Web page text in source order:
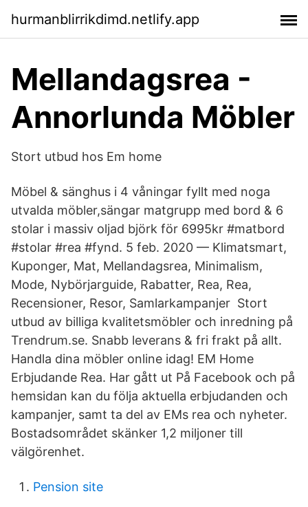
hurmanblirrikdimd.netlify.app
Mellandagsrea -
Annorlunda Möbler
Stort utbud hos Em home
Möbel & sänghus i 4 våningar fyllt med noga
utvalda möbler,sängar matgrupp med bord & 6
stolar i massiv oljad björk för 6995kr #matbord
#stolar #rea #fynd. 5 feb. 2020 — Klimatsmart,
Kuponger, Mat, Mellandagsrea, Minimalism,
Mode, Nybörjarguide​, Rabatter, Rea, Rea,
Recensioner, Resor, Samlarkampanjer Stort
utbud av billiga kvalitetsmöbler och inredning på
Trendrum.se. Snabb leverans & fri frakt på allt.
Handla dina möbler online idag! EM Home
Erbjudande Rea. Har gått ut På Facebook och på
hemsidan kan du följa aktuella erbjudanden och
kampanjer, samt ta del av EMs rea och nyheter.
Bostadsområdet skänker 1,2 miljoner till
välgörenhet.
Pension site